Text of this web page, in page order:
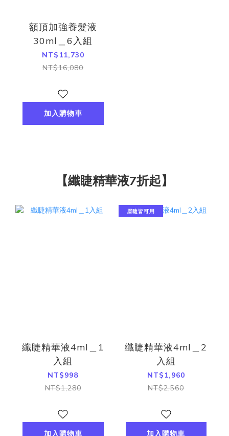
額頂加強養髮液
30ml＿6入組
NT$11,730
NT$16,080
加入購物車
【纖睫精華液7折起】
纖睫精華液4ml＿1
入組
NT$998
NT$1,280
加入購物車
眉睫皆可用
纖睫精華液4ml＿2
入組
NT$1,960
NT$2,560
加入購物車